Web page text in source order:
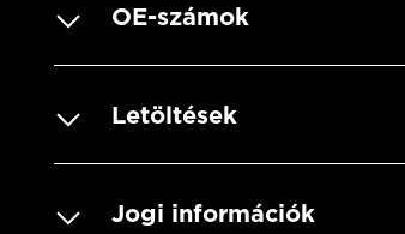
OE-számok
Letöltések
Jogi információk